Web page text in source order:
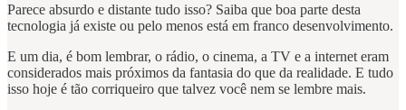
Parece absurdo e distante tudo isso? Saiba que boa parte desta
tecnologia já existe ou pelo menos está em franco desenvolvimento.
E um dia, é bom lembrar, o rádio, o cinema, a TV e a internet eram
considerados mais próximos da fantasia do que da realidade. E tudo
isso hoje é tão corriqueiro que talvez você nem se lembre mais.